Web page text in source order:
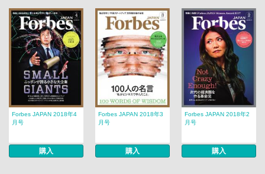
Forbes JAPAN 2018年4
月号
購入
Forbes JAPAN 2018年3
月号
購入
Forbes JAPAN 2018年2
月号
購入